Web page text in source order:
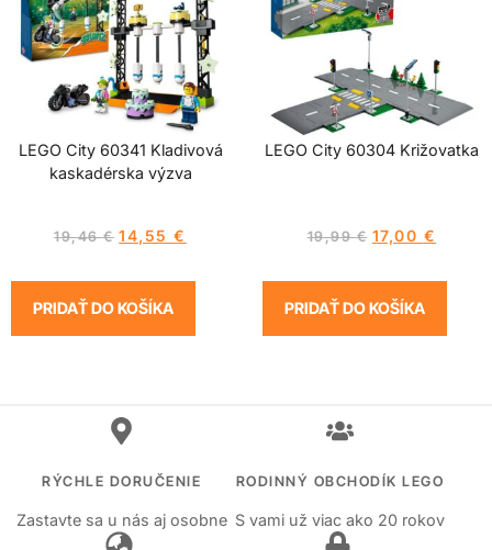
LEGO City 60341 Kladivová
kaskadérska výzva
19,46€ 14,55€
PRIDAŤ DO KOŠÍKA
LEGO City 60304 Križovatka
19,99€ 17,00 €
PRIDAŤ DO KOŠÍKA
RÝCHLE DORUČENIE
Zastavte sa u nás aj osobne
RODINNÝ OBCHODÍK LEGO
S vami už viac ako 20 rokov